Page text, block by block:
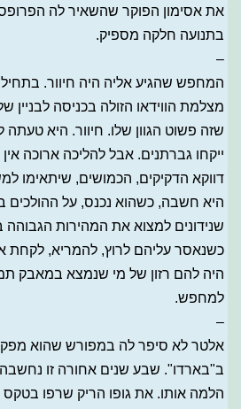
את אסימון הפוקר שהשאיר לה
בתנועה חלקה מספיק.
–
המחפש שהגיע אליה היה חיוור.
מצלמת הווידאו הזולה בכניסה לבניין
שזה פשוט הגוון שלו. חיוור. היא
ייקחו גברתנים. אבל להליכה ארוכה
דווקא הדקיקים, הכמושים, שיתאימו
היא חשבה, כשהוא נכנס, על ההולכים
שנידונים למצוא את המהירות
כשנאסר עליהם לרוץ, להמריא, לקחת
היה להם רזון של מי שנמצא במאבק
למחפש.
–
אלטר לא סיפר לה במפורש שהוא
ב"בארדו". שבע שנים אחורה זו
הלמה אותו. את גופו הריק שרפו